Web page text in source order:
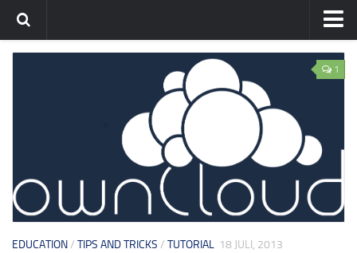
Home
1
EDUCATION/ TIPS AND TRICKS / TUTORIAL 18 JULI, 2013